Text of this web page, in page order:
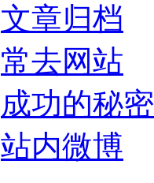
文章归档
常去网站
成功的秘密
站内微博